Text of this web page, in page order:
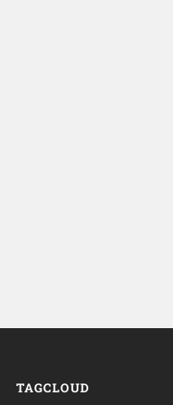
TAGCLOUD